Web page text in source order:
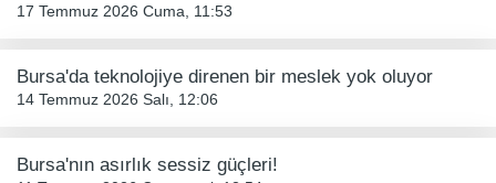
17 Temmuz 2026 Cuma, 11:53
Bursa'da teknolojiye direnen bir meslek yok oluyor
14 Temmuz 2026 Salı, 12:06
Bursa'nın asırlık sessiz güçleri!